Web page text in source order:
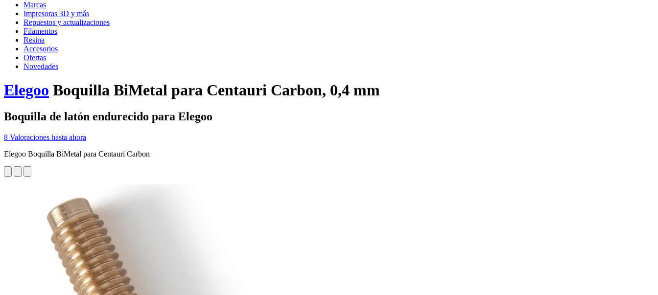
Marcas
Impresoras 3D y más
Repuestos y actualizaciones
Filamentos
Resina
Accesorios
Ofertas
Novedades
Elegoo Boquilla BiMetal para Centauri Carbon, 0,4 mm
Boquilla de latón endurecido para Elegoo
8 Valoraciones hasta ahora
Elegoo Boquilla BiMetal para Centauri Carbon